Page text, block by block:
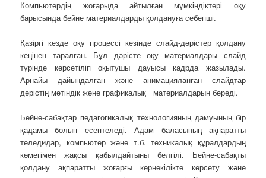
Компьютердің жоғарыда айтылған мүмкіндіктері оқу
барысында бейне материалдарды қолдануға себепші.
Қазіргі кезде оқу процессі кезінде слайд-дәрістер қолдану
кеңінен таралған. Бұл дәрісте оқу материалдары слайд
түрінде көрсетіліп оқытушы дауысы кадрда жазылады.
Арнайы дайындалған және анимацияланған слайдтар
дәрістің мәтіндік және графикалық материалдарын береді.
Бейне-сабақтар педагогикалық технологияның дамуының бір
қадамы болып есептеледі. Адам баласының ақпаратты
теледидар, компьютер және т.б. техникалық құралдардың
көмегімен жақсы қабылдайтыны белгілі. Бейне-сабақты
қолдану ақпаратты жоғарғы көрнекілікте көрсету және